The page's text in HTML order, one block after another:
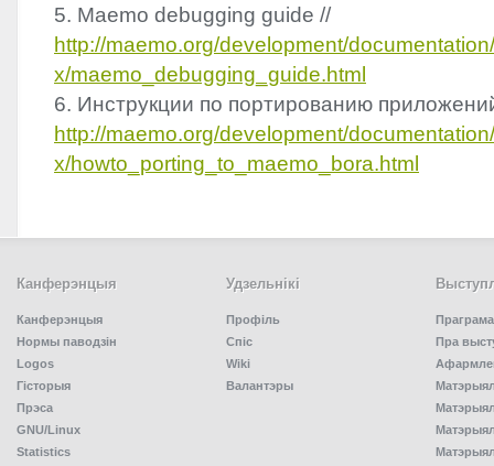
5. Maemo debugging guide //
http://maemo.org/development/
x/maemo_debugging_guide.html
6. Инструкции по портированию
http://maemo.org/development/
x/howto_porting_to_maemo_bora.html
Канферэнцыя
Канферэнцыя
Нормы паводзін
Logos
Гісторыя
Прэса
GNU/Linux
Statistics
Удзельнiкi
Профіль
Спiс
Wiki
Валантэры
Праграма
Пра